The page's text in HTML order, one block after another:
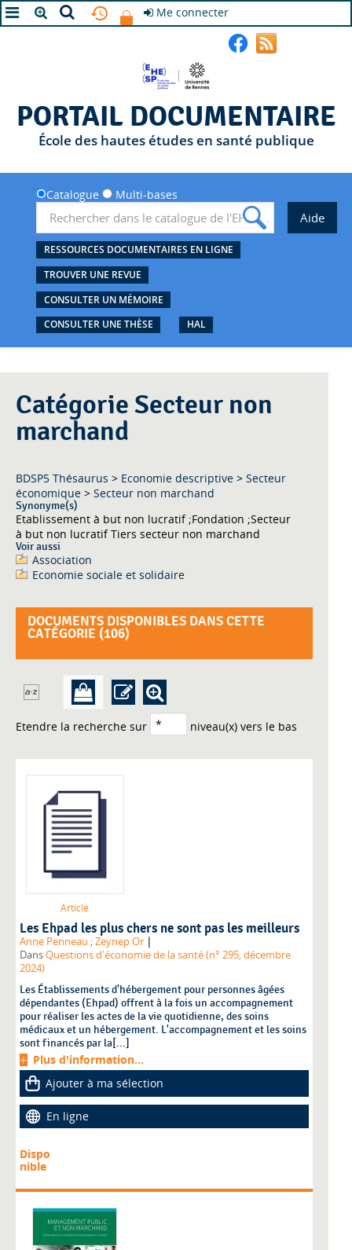
Me connecter
PORTAIL DOCUMENTAIRE
École des hautes études en santé publique
Catalogue Multi-bases
RESSOURCES DOCUMENTAIRES EN LIGNE
TROUVER UNE REVUE
CONSULTER UN MÉMOIRE
CONSULTER UNE THÈSE
HAL
Catégorie Secteur non
marchand
BDSP5 Thésaurus > Economie descriptive > Secteur
économique > Secteur non marchand
Synonyme(s)
Etablissement à but non lucratif ;Fondation ;Secteur
à but non lucratif Tiers secteur non marchand
Voir aussi
Association
Economie sociale et solidaire
DOCUMENTS DISPONIBLES DANS CETTE
CATÉGORIE (106)
Etendre la recherche sur niveau(x) vers le bas
Article
Les Ehpad les plus chers ne sont pas les meilleurs
Anne Penneau ;Zeynep Or |
DansQuestions d'économie de la santé (n° 295, décembre
2024)
Les Établissements d'hébergement pour personnes âgées
dépendantes (Ehpad) offrent à la fois un accompagnement
pour réaliser les actes de la vie quotidienne, des soins
médicaux et un hébergement. L'accompagnement et les soins
sont financés par la[...]
Plus d'information...
Ajouter à ma sélection
En ligne
Dispo
nible